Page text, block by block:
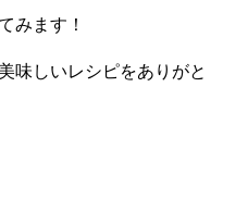
みます！
味しいレシピをありがと